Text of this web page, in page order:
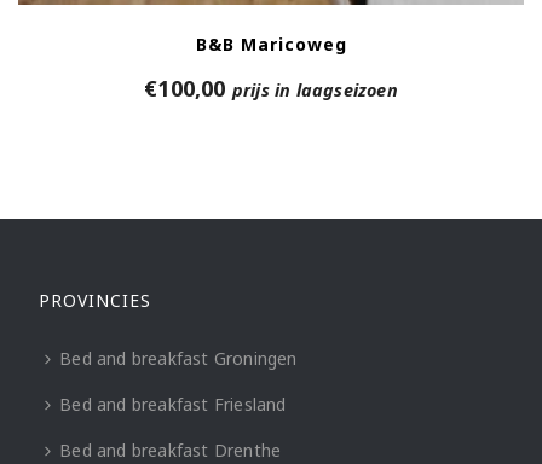
B&B Maricoweg
€100,00 prijs in laagseizoen
PROVINCIES
Bed and breakfast Groningen
Bed and breakfast Friesland
Bed and breakfast Drenthe